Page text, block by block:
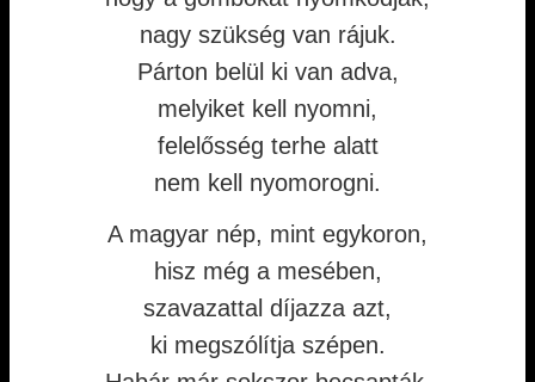
nagy szükség van rájuk.
Párton belül ki van adva,
melyiket kell nyomni,
felelősség terhe alatt
nem kell nyomorogni.
A magyar nép, mint egykoron,
hisz még a mesében,
szavazattal díjazza azt,
ki megszólítja szépen.